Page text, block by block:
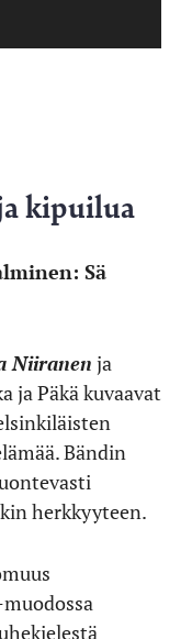
kipuilua
Sä
Niiranen ja
ja Päkä kuvaavat
Bändin
herkkyyteen.